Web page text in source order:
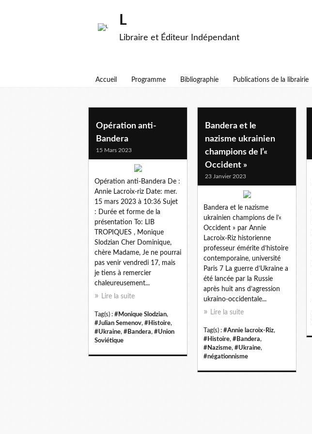
L
Libraire et Éditeur Indépendant
Accueil Programme Bibliographie Publications de la librairie
bandera
Opération anti-
Bandera
15 Mars 2023
Opération anti-Bandera De :
Annie Lacroix-riz Date: mer.
15 mars 2023 à 10:36 Sujet
: Durée et forme de la
présentation To: LIB
TROPIQUES , Monique
Slodzian Cher Dominique,
chère Madame, Je ne pourrai
pas venir vendredi 17, mais
je tiens à remercier
chaleureusement...
Lire la suite
Tag(s) : #Monique Slodzian,
#Julian Semenov, #Histoire,
#Ukraine, #Bandera, #Union
Soviétique
Bandera et le
nazisme ukrainien
champions de l’«
Occident »
23 Janvier 2023
Bandera et le nazisme
ukrainien champions de l’«
Occident » par Annie
Lacroix-Riz historienne
professeur émérite d’histoire
contemporaine, université
Paris 7 La guerre d’Ukraine a
été lancée par la Russie
après huit ans d’agression
ukraino-occidentale...
Lire la suite
Tag(s) : #Annie lacroix-Riz,
#Histoire, #Bandera,
#Nazisme, #Ukraine,
#négationnisme